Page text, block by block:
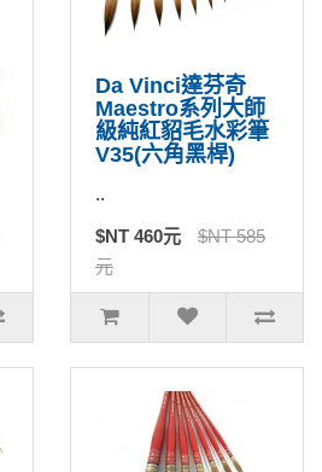
Da Vinci達芬奇
Maestro系列大師
級純紅貂毛水彩筆
V35(六角黑桿)
..
$NT 460元
$NT 585
元